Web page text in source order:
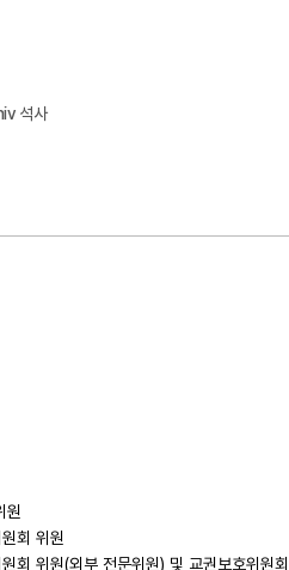
석사
원
회 위원
회 위원(외부 전문위원) 및 교권보호위원회